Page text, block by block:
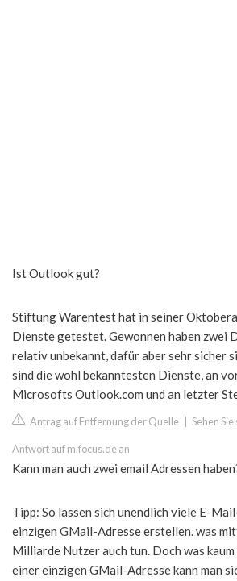
Ist Outlook gut?
Stiftung Warentest hat in seiner
Dienste getestet. Gewonnen haben zwei
relativ unbekannt, dafür aber sehr sicher
sind die wohl bekanntesten Dienste, an
Microsofts Outlook.com und an letzter
Antrag auf Entfernung der Quelle Sehen
Antwort auf m.focus.de an
Kann man auch zwei email Adressen
Tipp: So lassen sich unendlich viele E-
einzigen GMail-Adresse erstellen. was
Milliarde Nutzer auch tun. Doch was
einer einzigen GMail-Adresse kann man